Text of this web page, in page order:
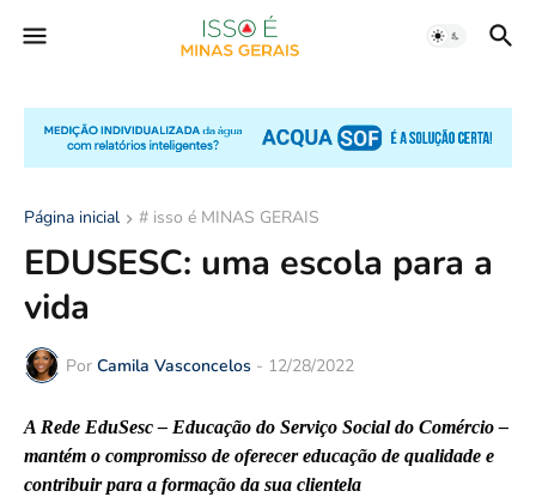
Página inicial # isso é MINAS GERAIS
EDUSESC: uma escola para a
vida
Por Camila Vasconcelos - 12/28/2022
A Rede EduSesc – Educação do Serviço Social do Comércio –
mantém o compromisso de oferecer educação de qualidade e
contribuir para a formação da sua clientela